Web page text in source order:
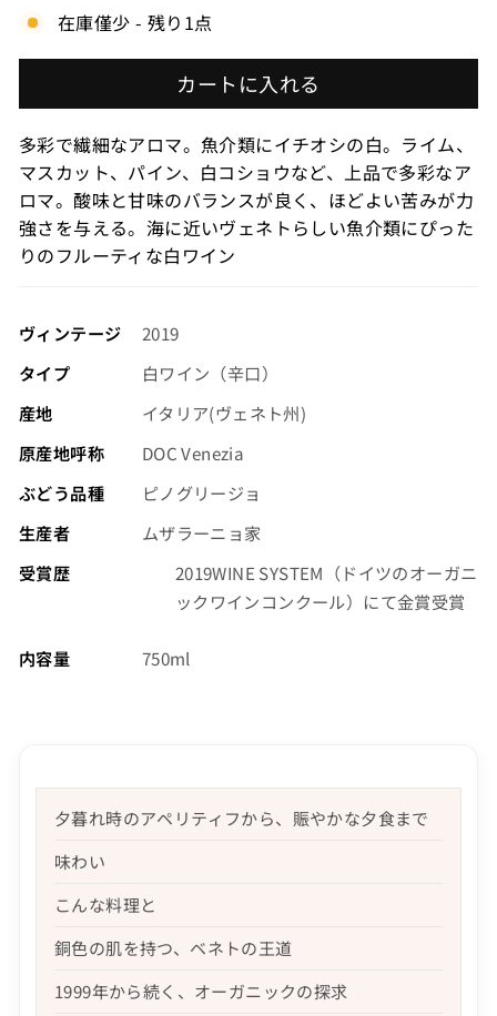
小
売
価
格
（税
込）
在庫僅少 - 残り1点
カートに入れる
多彩で繊細なアロマ。魚介類にイチオシの白。ライム、
マスカット、パイン、白コショウなど、上品で多彩なア
ロマ。酸味と甘味のバランスが良く、ほどよい苦みが力
強さを与える。海に近いヴェネトらしい魚介類にぴった
りのフルーティな白ワイン
ヴィンテージ
2019
タイプ
白ワイン（辛口）
産地
イタリア(ヴェネト州)
原産地呼称
DOC Venezia
ぶどう品種
ピノグリージョ
生産者
ムザラーニョ家
受賞歴
2019WINE SYSTEM（ドイツのオーガニ
ックワインコンクール）にて金賞受賞
内容量 750ml
夕暮れ時のアペリティフから、賑やかな夕食まで
味わい
こんな料理と
銅色の肌を持つ、ベネトの王道
1999年から続く、オーガニックの探求